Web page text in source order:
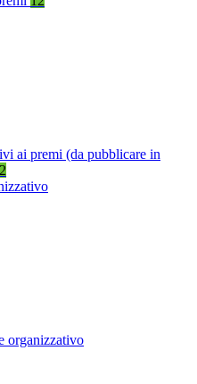
ai premi (da pubblicare in
organizzativo